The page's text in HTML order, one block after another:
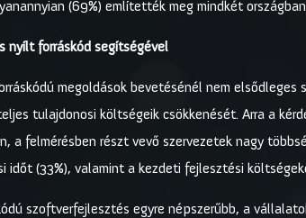
(69%) említették meg mindkét
nyílt forráskód segítségével
megoldások bevetésénél nem
tulajdonosi költségeik csökkenését. Arra a
a felmérésben részt vevő szervezetek nagy
időt (33%), valamint a kezdeti fejlesztési
szoftverfejlesztés egyre népszerűbb, a